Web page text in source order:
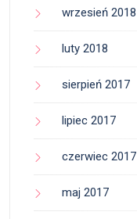
wrzesień 2018
luty 2018
sierpień 2017
lipiec 2017
czerwiec 2017
maj 2017